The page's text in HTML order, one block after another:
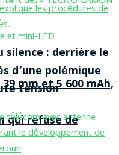
mm et 5 600 mAh,
qui refuse de
silence : derrière le
d’une polémique
tension